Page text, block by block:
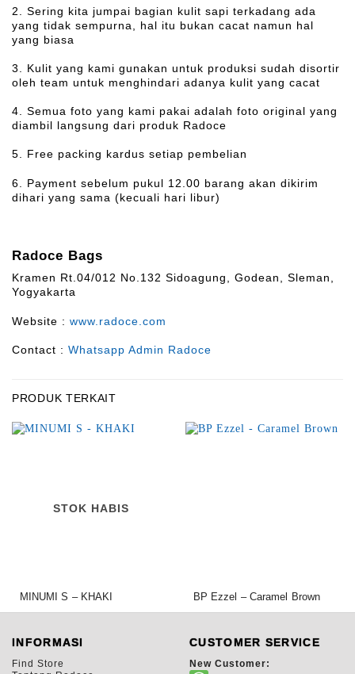
2. Sering kita jumpai bagian kulit sapi terkadang ada
yang tidak sempurna, hal itu bukan cacat namun hal
yang biasa
3. Kulit yang kami gunakan untuk produksi sudah disortir
oleh team untuk menghindari adanya kulit yang cacat
4. Semua foto yang kami pakai adalah foto original yang
diambil langsung dari produk Radoce
5. Free packing kardus setiap pembelian
6. Payment sebelum pukul 12.00 barang akan dikirim
dihari yang sama (kecuali hari libur)
Radoce Bags
Kramen Rt.04/012 No.132 Sidoagung, Godean, Sleman,
Yogyakarta
Website : www.radoce.com
Contact : Whatsapp Admin Radoce
PRODUK TERKAIT
STOK HABIS
MINUMI S – KHAKI BP Ezzel – Caramel Brown
INFORMASI
Find Store
CUSTOMER SERVICE
New Customer: